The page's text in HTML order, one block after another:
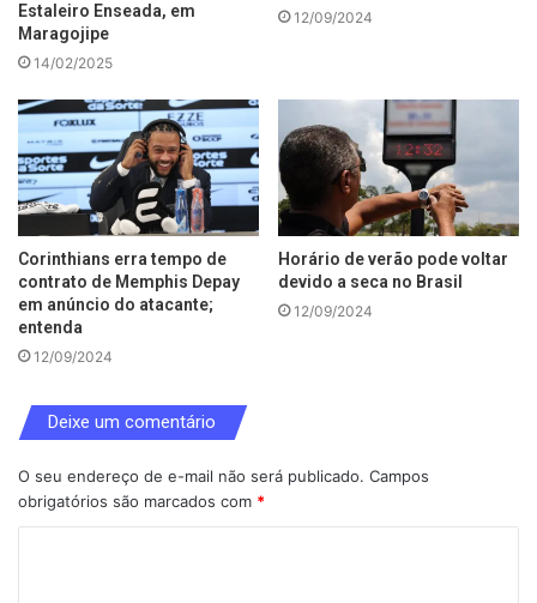
Estaleiro Enseada, em
Maragojipe
14/02/2025
12/09/2024
Corinthians erra tempo de
contrato de Memphis Depay
em anúncio do atacante;
entenda
12/09/2024
Horário de verão pode voltar
devido a seca no Brasil
12/09/2024
Deixe um comentário
O seu endereço de e-mail não será publicado. Campos
obrigatórios são marcados com *